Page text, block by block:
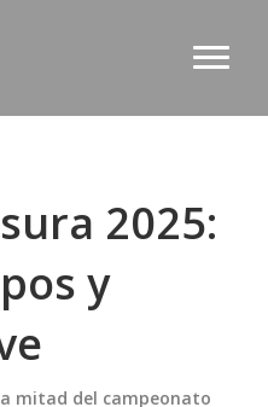
2025:
y
mitad del campeonato